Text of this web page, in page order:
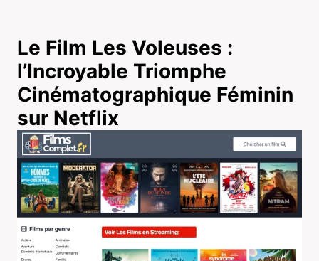
Le Film Les Voleuses :
l’Incroyable Triomphe
Cinématographique Féminin
sur Netflix